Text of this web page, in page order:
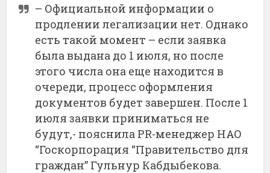
– Официальной информации о
продлении легализации нет. Однако
есть такой момент – если заявка
была выдана до 1 июля, но после
этого числа она еще находится в
очереди, процесс оформления
документов будет завершен. После 1
июля заявки приниматься не
будут,- пояснила PR-менеджер НАО
“Госкорпорация “Правительство для
граждан” Гульнур Кабдыбекова.